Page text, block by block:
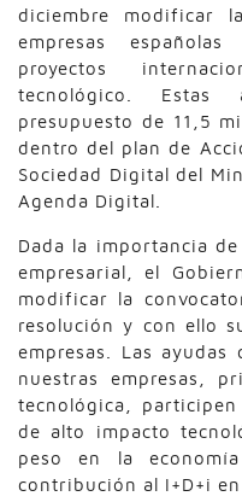
diciembre modificar
empresas
proyectos
tecnológico.
presupuesto de 11,5
dentro del plan de
Sociedad Digital del
Agenda Digital.
Dada la importancia
empresarial, el
modificar la
resolución y con ello
empresas. Las
nuestras empresas,
tecnológica,
de alto impacto
peso en la
contribución al I+D+i en